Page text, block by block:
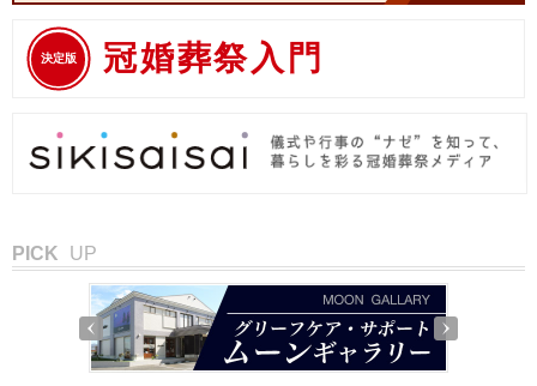
決定版 冠婚葬祭入門
PICK UP